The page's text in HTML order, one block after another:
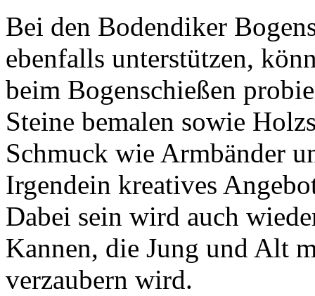
Bei den Bodendiker
ebenfalls unterstützen,
beim Bogenschießen
Steine bemalen sowie
Schmuck wie Armbänder
Irgendein kreatives
Dabei sein wird auch
Kannen, die Jung und Alt
verzaubern wird.